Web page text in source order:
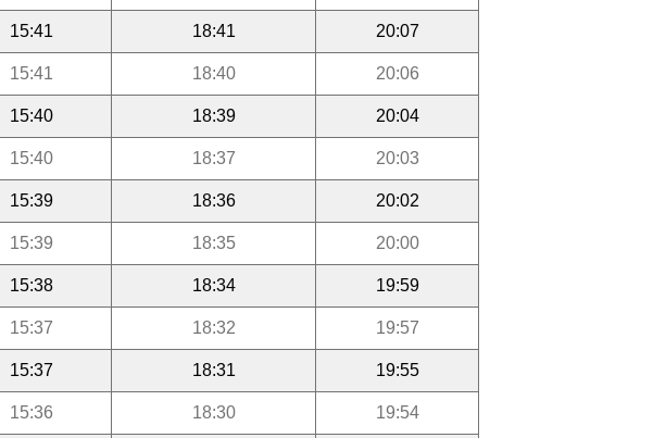
15:41 18:41 20:07
15:41 18:40 20:06
15:40 18:39 20:04
15:40 18:37 20:03
15:39 18:36 20:02
15:39 18:35 20:00
15:38 18:34 19:59
15:37 18:32 19:57
15:37 18:31 19:55
15:36 18:30 19:54